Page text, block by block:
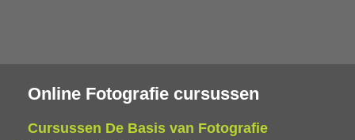
Online Fotografie cursussen
Cursussen De Basis van Fotografie